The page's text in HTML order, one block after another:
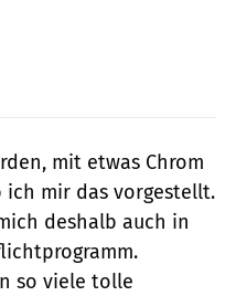
mit etwas Chrom
ich mir das vorgestellt.
deshalb auch in
so viele tolle